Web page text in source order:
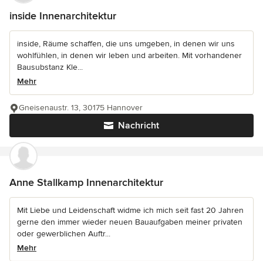
inside Innenarchitektur
inside, Räume schaffen, die uns umgeben, in denen wir uns
wohlfühlen, in denen wir leben und arbeiten. Mit vorhandener
Bausubstanz Kle...
Mehr
Nachricht
Gneisenaustr. 13, 30175 Hannover
Anne Stallkamp Innenarchitektur
Mit Liebe und Leidenschaft widme ich mich seit fast 20 Jahren
gerne den immer wieder neuen Bauaufgaben meiner privaten
oder gewerblichen Auftr...
Mehr